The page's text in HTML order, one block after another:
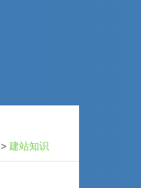
>建站知识